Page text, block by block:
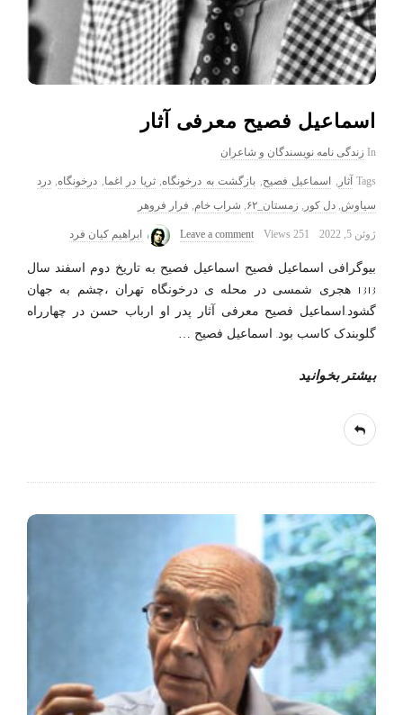
اسماعیل فصیح معرفی آثار
In زندگی نامه نویسندگان و شاعران
Tags آثار , اسماعیل فصیح, بازگشت به درخونگاه,ثریا در اغما, درخونگاه, درد
سیاوش, دل کور , زمستان_۶۲ , شراب خام, فرار فروهر
ژوئن 5, 2022 251 Views
Leave a comment ابراهیم کیان فرد
بیوگرافی اسماعیل فصیح اسماعیل فصیح به تاریخ دوم اسفند سال
1313 هجری شمسی در محله ی درخونگاه تهران ،چشم به جهان
گشود.اسماعیل فصیح معرفی آثار پدر او ارباب حسن در چهارراه
گلوبندک کاسب بود. اسماعیل فصیح
بیشتر بخوانید